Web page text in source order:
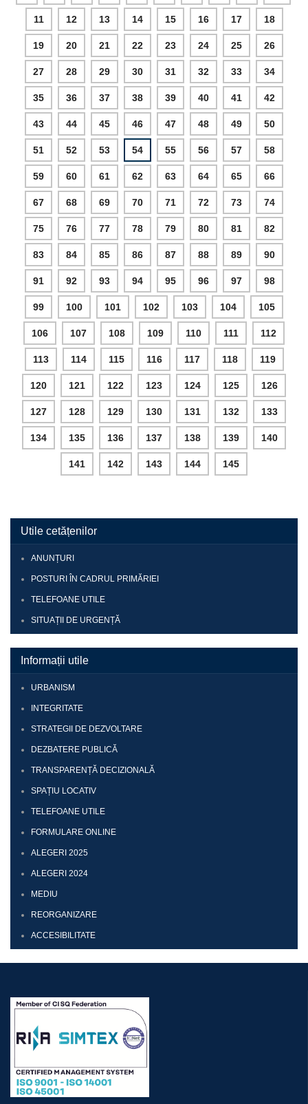
11 12 13 14 15 16 17 18
19 20 21 22 23 24 25 26
27 28 29 30 31 32 33 34
35 36 37 38 39 40 41 42
43 44 45 46 47 48 49 50
51 52 53 54 55 56 57 58
59 60 61 62 63 64 65 66
67 68 69 70 71 72 73 74
75 76 77 78 79 80 81 82
83 84 85 86 87 88 89 90
91 92 93 94 95 96 97 98
99 100 101 102 103 104 105
106 107 108 109 110 111 112
113 114 115 116 117 118 119
120 121 122 123 124 125 126
127 128 129 130 131 132 133
134 135 136 137 138 139 140
141 142 143 144 145
Utile cetățenilor
ANUNȚURI
POSTURI ÎN CADRUL PRIMĂRIEI
TELEFOANE UTILE
SITUAȚII DE URGENȚĂ
Informații utile
URBANISM
INTEGRITATE
STRATEGII DE DEZVOLTARE
DEZBATERE PUBLICĂ
TRANSPARENȚĂ DECIZIONALĂ
SPAȚIU LOCATIV
TELEFOANE UTILE
FORMULARE ONLINE
ALEGERI 2025
ALEGERI 2024
MEDIU
REORGANIZARE
ACCESIBILITATE